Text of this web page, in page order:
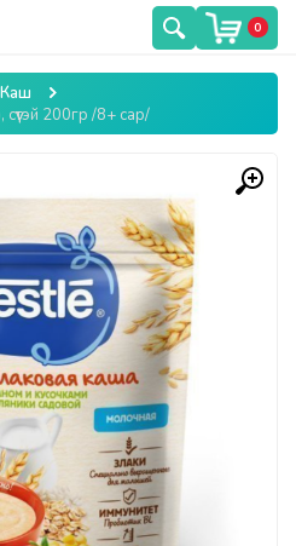
0
Каш
200гр /8+ сар/